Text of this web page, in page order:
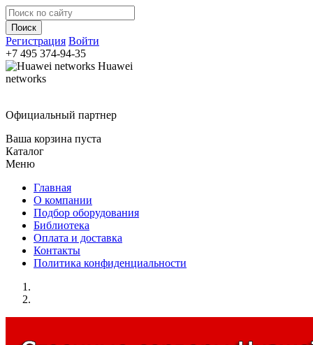
Регистрация Войти
+7 495 374-94-35
Huawei
networks
Официальный партнер
Ваша корзина пуста
Каталог
Меню
Главная
О компании
Подбор оборудования
Библиотека
Оплата и доставка
Контакты
Политика конфиденциальности